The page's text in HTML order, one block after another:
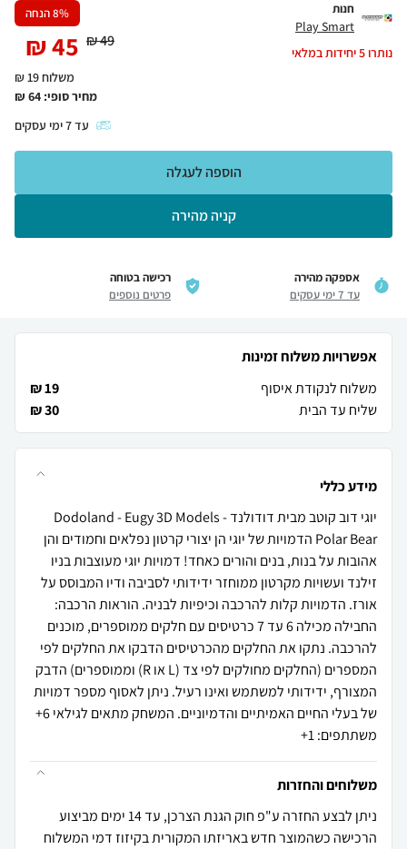
חנות
Play Smart
נותרו5יחידות במלאי
8% הנחה
49
₪
45
₪
משלוח 19 ₪
מחיר סופי: 64
₪
עד7ימי עסקים
קניה מהירה
הוספה לעגלה
אספקה מהירה
עד 7 ימי עסקים
רכישה בטוחה
פרטים נוספים
אפשרויות משלוח זמינות
משלוח לנקודת איסוף
19 ₪
שליח עד הבית
30 ₪
מידע כללי
יוגי דוב קוטב מבית דודולנד Dodoland - Eugy 3D Models -
Polar Bear הדמויות של יוגי הן יצורי קרטון נפלאים וחמודים והן
אהובות על בנות, בנים והורים כאחד! דמויות יוגי מעוצבות בניו
זילנד ועשויות מקרטון ממוחזר ידידותי לסביבה ודיו המבוסס על
אורז. הדמויות קלות להרכבה וכיפיות לבניה. הוראות הרכבה:
החבילה מכילה 6 עד 7 כרטיסים עם חלקים ממוספרים, מוכנים
להרכבה. נתקו את החלקים מהכרטיסים הדבקו את החלקים לפי
המספרים (החלקים מחולקים לפי צד (L או R) וממוספרים) הדבק
המצורף, ידידותי למשתמש ואינו רעיל. ניתן לאסוף מספר דמויות
של בעלי החיים האמיתיים והדמיוניים. המשחק מתאים לגילאי 6+
משתתפים: 1+
משלוחים והחזרות
ניתן לבצע החזרה ע"פ חוק הגנת הצרכן, עד 14 ימים מביצוע
הרכישה כשהמוצר חדש באריזתו המקורית בקיזוז דמי המשלוח